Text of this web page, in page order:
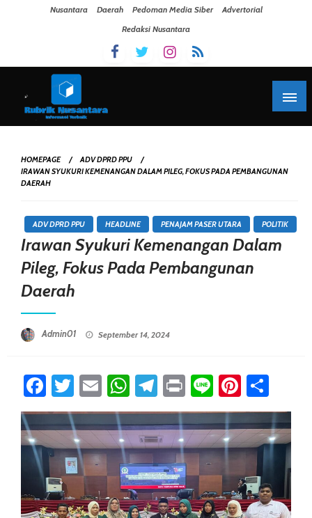
Nusantara Daerah Pedoman Media Siber
Advertorial
Redaksi Nusantara
HOMEPAGE
ADV DPRD PPU
IRAWAN SYUKURI KEMENANGAN DALAM PILEG, FOKUS PADA PEMBANGUNAN
DAERAH
ADV DPRD PPU HEADLINE PENAJAM PASER UTARA POLITIK
Irawan Syukuri Kemenangan Dalam
Pileg, Fokus Pada Pembangunan
Daerah
Admin01 September 14, 2024
Facebook
Twitter
EmailWhatsApp
Telegram
PrintLine